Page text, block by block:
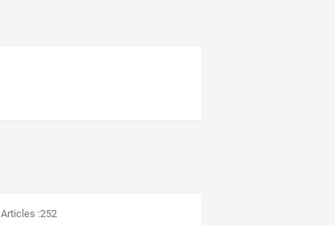
Articles :252